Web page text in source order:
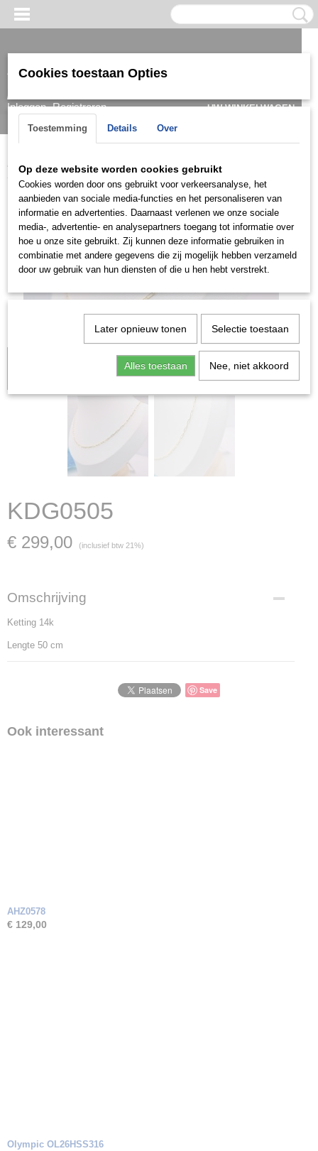
Inloggen Registreren
UW WINKELWAGEN
Home > Ketting & Collier > Dames> Ketting >Goud
Let op: het kan voorkomen dat het product onlangs in de zaak is
verkocht; in dat geval nemen wij contact met u op.
KDG0505
€ 299,00 (inclusief btw 21%)
Omschrijving
Ketting 14k
Lengte 50 cm
Save
Ook interessant
AHZ0578
€ 129,00
Olympic OL26HSS316
Cookies toestaan Opties
Toestemming Details Over
Op deze website worden cookies gebruikt
Cookies worden door ons gebruikt voor verkeersanalyse, het
aanbieden van sociale media-functies en het personaliseren van
informatie en advertenties. Daarnaast verlenen we onze sociale
media-, advertentie- en analysepartners toegang tot informatie over
hoe u onze site gebruikt. Zij kunnen deze informatie gebruiken in
combinatie met andere gegevens die zij mogelijk hebben verzameld
door uw gebruik van hun diensten of die u hen hebt verstrekt.
Later opnieuw tonen Selectie toestaan
Alles toestaan Nee, niet akkoord